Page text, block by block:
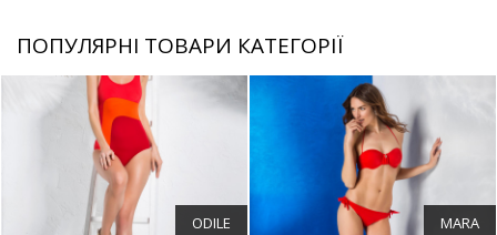
ПОПУЛЯРНІ ТОВАРИ КАТЕГОРІЇ
ODILE MARA